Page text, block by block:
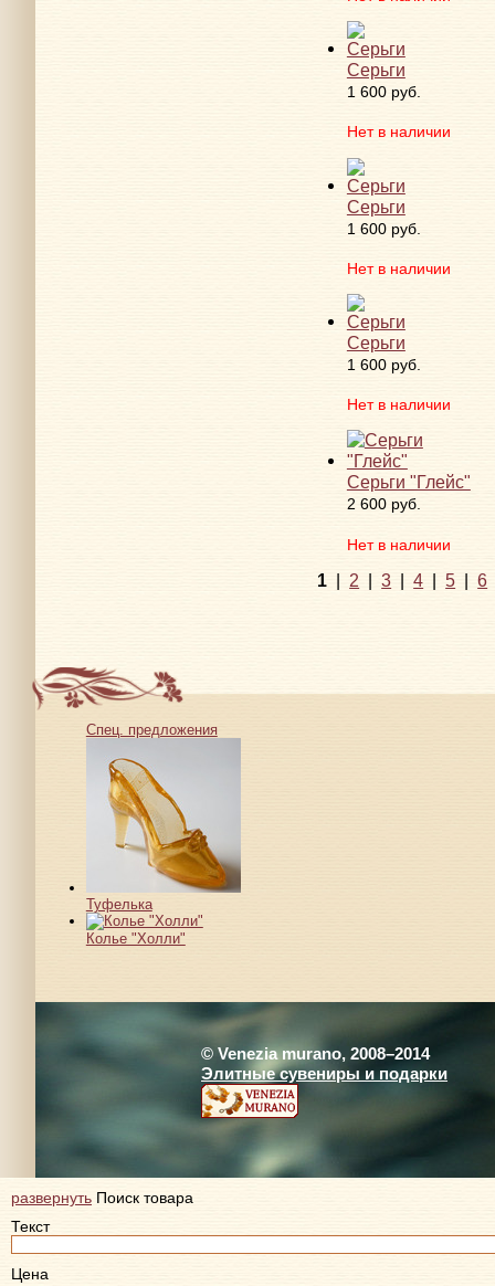
Серьги
1 600 руб.
Нет в наличии
Серьги
1 600 руб.
Нет в наличии
Серьги
1 600 руб.
Нет в наличии
Серьги "Глейс"
2 600 руб.
Нет в наличии
1 | 2 |3 |4 |5 |6
Спец. предложения
Туфелька
Колье "Холли"
© Venezia murano, 2008–2014
Элитные сувениры и подарки
развернуть Поиск товара
Текст
Цена